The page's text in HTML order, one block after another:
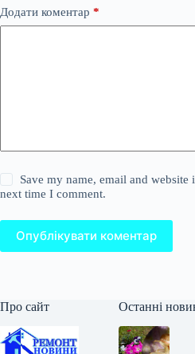
Додати коментар *
Save my name, email and website
next time I comment.
Опублікувати коментар
Про сайт Останні